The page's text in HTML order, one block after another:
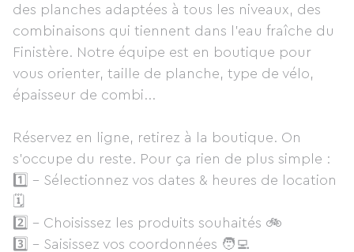
des planches adaptées à tous les niveaux, des
combinaisons qui tiennent dans l'eau fraîche du
Finistère. Notre équipe est en boutique pour
vous orienter, taille de planche, type de vélo,
épaisseur de combi...
Réservez en ligne, retirez à la boutique. On
s'occupe du reste. Pour ça rien de plus simple :
1️⃣ - Sélectionnez vos dates & heures de location
🗓
2️⃣ - Choisissez les produits souhaités 🚲
3️⃣ - Saisissez vos coordonnées 🧑‍💻